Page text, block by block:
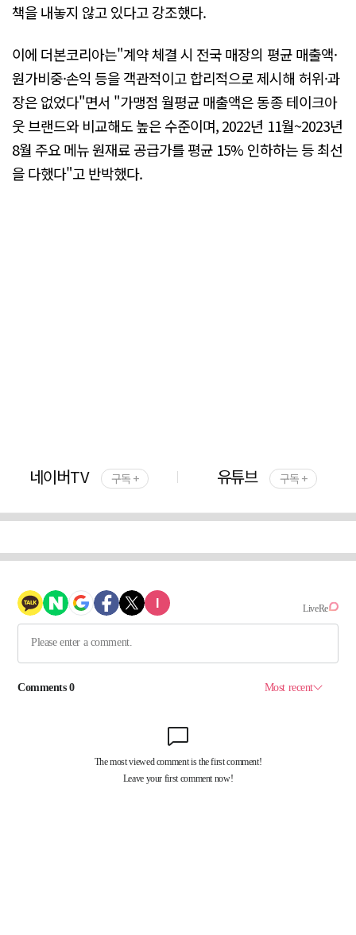
책을 내놓지 않고 있다고 강조했다.
이에 더본코리아는"계약 체결 시 전국 매장의 평균 매출액·
원가비중·손익 등을 객관적이고 합리적으로 제시해 허위·과
장은 없었다"면서 "가맹점 월평균 매출액은 동종 테이크아
웃 브랜드와 비교해도 높은 수준이며, 2022년 11월~2023년
8월 주요 메뉴 원재료 공급가를 평균 15% 인하하는 등 최선
을 다했다"고 반박했다.
네이버TV 구독 + 유튜브 구독 +